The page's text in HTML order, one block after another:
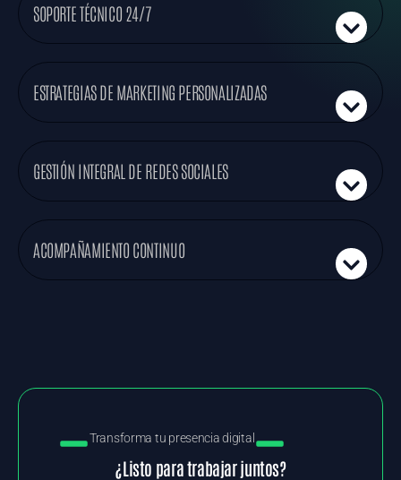
SOPORTE TÉCNICO 24/7
ESTRATEGIAS DE MARKETING PERSONALIZADAS
GESTIÓN INTEGRAL DE REDES SOCIALES
ACOMPAÑAMIENTO CONTINUO
Transforma tu presencia digital
¿Listo para trabajar juntos?